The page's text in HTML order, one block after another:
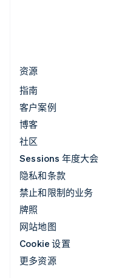
资源
指南
客户案例
博客
社区
Sessions 年度大会
隐私和条款
禁止和限制的业务
牌照
网站地图
Cookie 设置
更多资源